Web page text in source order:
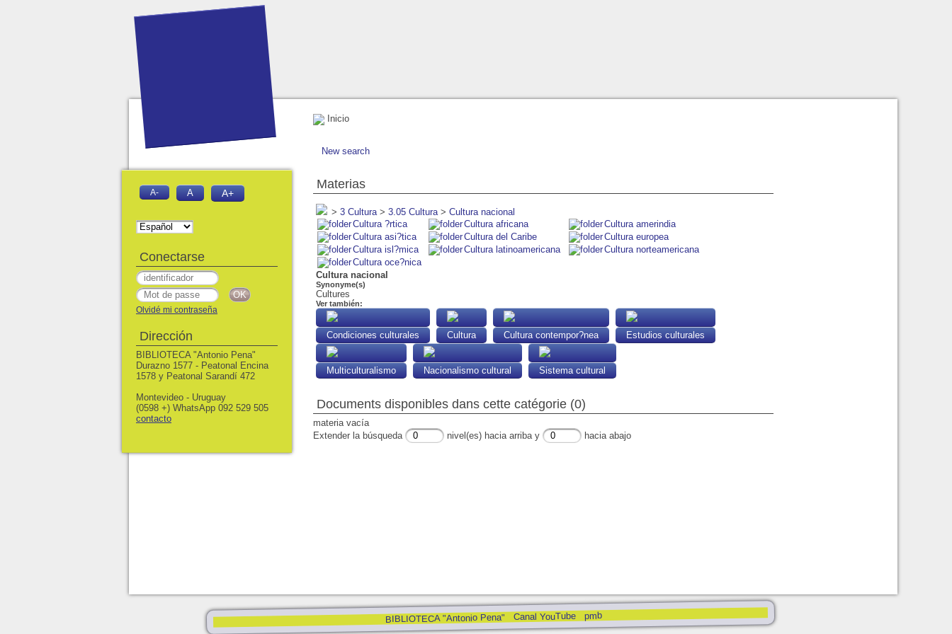
Inicio
New search
Materias
> 3 Cultura > 3.05 Cultura > Cultura nacional
Cultura ?rtica
Cultura africana
Cultura amerindia
Cultura asi?tica
Cultura del Caribe
Cultura europea
Cultura isl?mica
Cultura latinoamericana
Cultura norteamericana
Cultura oce?nica
Cultura nacional
Synonyme(s)
Cultures
Ver también:
Condiciones culturales Cultura Cultura contempor?nea Estudios culturales
Multiculturalismo Nacionalismo cultural Sistema cultural
Documents disponibles dans cette catégorie (0)
materia vacía
Extender la búsqueda
nivel(es) hacia arriba y hacia abajo
BIBLIOTECA "Antonio Pena" Canal YouTube pmb
A- A A+
Conectarse
Olvidé mi contraseña
Dirección
BIBLIOTECA "Antonio Pena"
Durazno 1577 - Peatonal Encina
1578 y Peatonal Sarandí 472
Montevideo - Uruguay
(0598 +) WhatsApp 092 529 505
contacto